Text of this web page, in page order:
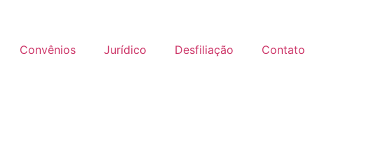
Convênios Jurídico Desfiliação Contato